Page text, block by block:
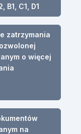
B1, C1, D1
zatrzymania
o więcej
na